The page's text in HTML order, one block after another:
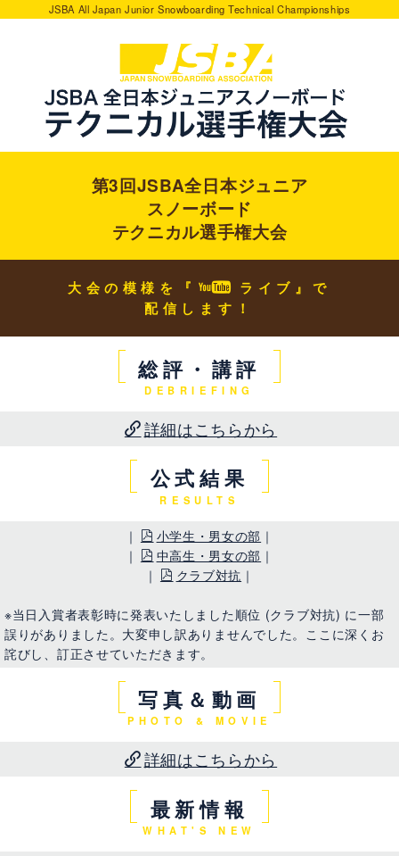
JSBA All Japan Junior Snowboarding Technical Championships
第3回JSBA全日本ジュニア
スノーボード
テクニカル選手権大会
大会の模様を『
ライブ』で
配信します！
総評・講評
DEBRIEFING
詳細はこちらから
公式結果
RESULTS
｜ 小学生・男女の部 ｜
｜
中高生・男女の部 ｜
｜
クラブ対抗 ｜
※当日入賞者表彰時に発表いたしました順位 (クラブ対抗) に一部
誤りがありました。大変申し訳ありませんでした。ここに深くお
詫びし、訂正させていただきます。
写真＆動画
PHOTO & MOVIE
詳細はこちらから
最新情報
WHAT'S NEW